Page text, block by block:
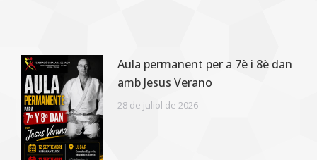
Aula permanent per a 7è i 8è dan
amb Jesus Verano
28 de juliol de 2026